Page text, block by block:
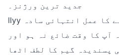
جدید ترین ورژنز۔
llyy پر گیمز ڈاؤن لوڈ کرنے کا عمل انتہائی سادہ
آپ کا وقت ضائع نہ ہو اور
پسندیدہ گیم کا لطف اٹھا